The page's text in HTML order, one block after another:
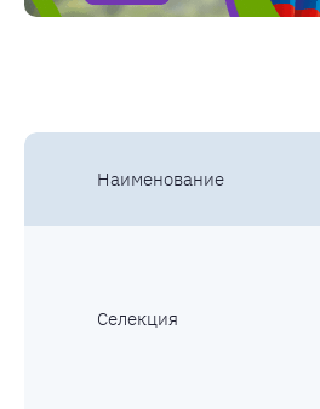
Наименование
Селекция